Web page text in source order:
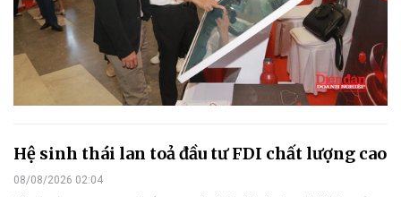
Hệ sinh thái lan toả đầu tư FDI chất lượng cao
08/08/2026 02:04